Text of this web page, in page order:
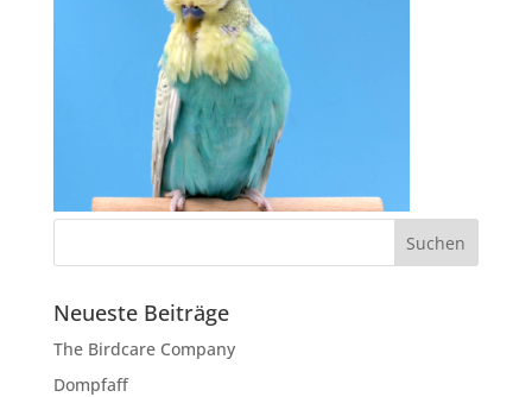
Neueste Beiträge
The Birdcare Company
Dompfaff